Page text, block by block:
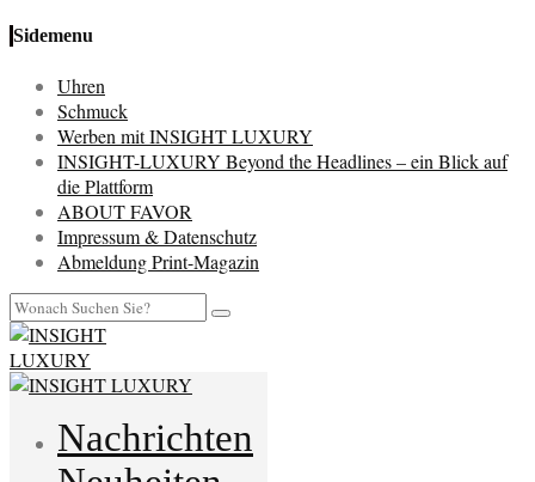
Sidemenu
Uhren
Schmuck
Werben mit INSIGHT LUXURY
INSIGHT-LUXURY Beyond the Headlines – ein Blick auf
die Plattform
ABOUT FAVOR
Impressum & Datenschutz
Abmeldung Print-Magazin
Nachrichten